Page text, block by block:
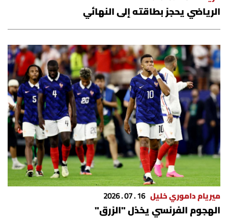
الرياضي يحجز بطاقته إلى النهائي
ميريام داموري خليل 16 . 07 . 2026
الهجوم الفرنسي يخذل "الزرق"